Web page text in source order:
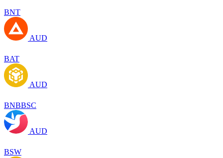
BNT
AUD
BAT
AUD
BNBBSC
AUD
BSW